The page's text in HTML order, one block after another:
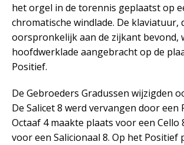
het orgel in de torennis geplaatst op
chromatische windlade. De klaviatuur,
oorspronkelijk aan de zijkant bevond,
hoofdwerklade aangebracht op de
Positief.
De Gebroeders Gradussen wijzigden
De Salicet 8 werd vervangen door een
Octaaf 4 maakte plaats voor een Cello
voor een Salicionaal 8. Op het Positief